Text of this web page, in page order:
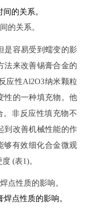
的关系。
是容易受到蠕变的影
法来改善锡膏合金的
应性Al2O3纳米颗粒
性的一种填充物。他
。非反应性填充物不
到改善机械性能的作
够有效细化合金微观
(表1)。
点性质的影响。